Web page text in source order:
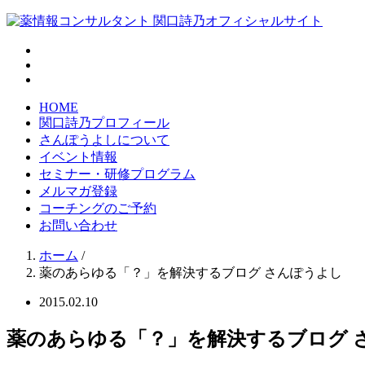
HOME
関口詩乃プロフィール
さんぽうよしについて
イベント情報
セミナー・研修プログラム
メルマガ登録
コーチングのご予約
お問い合わせ
ホーム /
薬のあらゆる「？」を解決するブログ さんぽうよし
2015.02.10
薬のあらゆる「？」を解決するブログ